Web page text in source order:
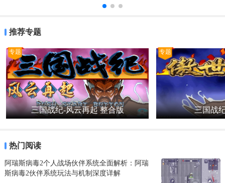
推荐专题
专题
三国战纪-风云再起 整合版
专题
三国战
热门阅读
阿瑞斯病毒2个人战场伙伴系统全面解析：阿瑞
斯病毒2伙伴系统玩法与机制深度详解